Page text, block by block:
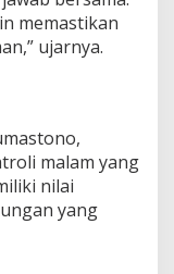
memastikan
ujarnya.
malam yang
nilai
yang